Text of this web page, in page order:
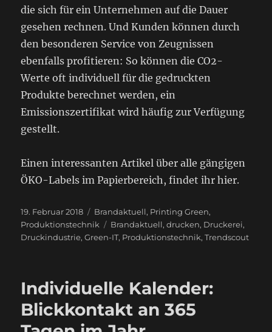
die sich für ein Unternehmen auf die Dauer
gesehen rechnen. Und Kunden können durch
den besonderen Service von Zeugnissen
ebenfalls profitieren: So können die CO2-
Werte oft individuell für die gedruckten
Produkte berechnet werden, ein
Emissionszertifikat wird häufig zur Verfügung
gestellt.
Einen interessanten Artikel über alle gängigen
ÖKO-Labels im Papierbereich, findet ihr hier.
Veröffentlicht
am
19. Februar 2018 Kategorien
Brandaktuell, Printing Green,
Produktionstechnik
Schlagwörter
Brandaktuell,drucken, Druckerei,
Druckindustrie,Green-IT, Produktionstechnik,Trendscout
Individuelle Kalender:
Blickkontakt an 365